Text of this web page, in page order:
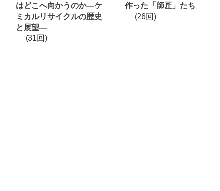
はどこへ向かうのか―ケ
ミカルリサイクルの歴史
と展望―
(31回)
作った「師匠」たち
(26回)